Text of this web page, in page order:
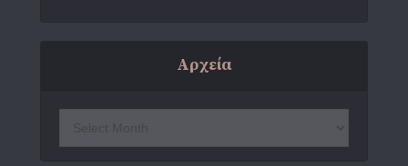
Αρχεία